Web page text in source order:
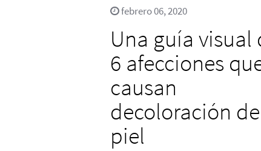
febrero 06, 2020
Una guía visual
6 afecciones
causan
decoloración
piel